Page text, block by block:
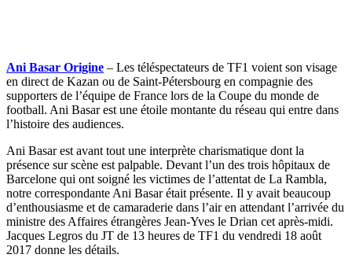
Ani Basar Origine – Les téléspectateurs de TF1 voient son visage
en direct de Kazan ou de Saint-Pétersbourg en compagnie des
supporters de l’équipe de France lors de la Coupe du monde de
football. Ani Basar est une étoile montante du réseau qui entre dans
l’histoire des audiences.
Ani Basar est avant tout une interprète charismatique dont la
présence sur scène est palpable. Devant l’un des trois hôpitaux de
Barcelone qui ont soigné les victimes de l’attentat de La Rambla,
notre correspondante Ani Basar était présente. Il y avait beaucoup
d’enthousiasme et de camaraderie dans l’air en attendant l’arrivée du
ministre des Affaires étrangères Jean-Yves le Drian cet après-midi.
Jacques Legros du JT de 13 heures de TF1 du vendredi 18 août
2017 donne les détails.